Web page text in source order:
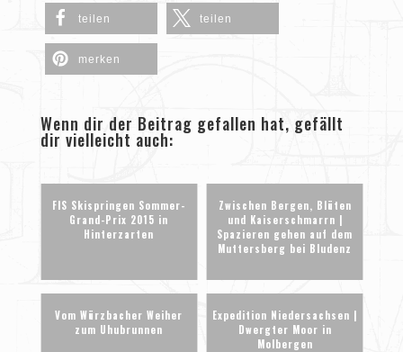
teilen teilen
merken
Wenn dir der Beitrag gefallen hat, gefällt
dir vielleicht auch:
FIS Skispringen Sommer-
Grand-Prix 2015 in
Hinterzarten
Zwischen Bergen, Blüten
und Kaiserschmarrn |
Spazieren gehen auf dem
Muttersberg bei Bludenz
Vom Würzbacher Weiher
zum Uhubrunnen
Expedition Niedersachsen |
Dwergter Moor in
Molbergen